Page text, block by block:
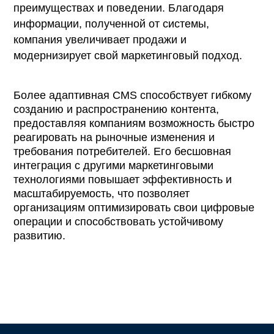
преимуществах и поведении. Благодаря
информации, полученной от системы,
компания увеличивает продажи и
модернизирует свой маркетинговый подход.
Более адаптивная CMS способствует гибкому
созданию и распространению контента,
предоставляя компаниям возможность быстро
реагировать на рыночные изменения и
требования потребителей. Его бесшовная
интеграция с другими маркетинговыми
технологиями повышает эффективность и
масштабируемость, что позволяет
организациям оптимизировать свои цифровые
операции и способствовать устойчивому
развитию.